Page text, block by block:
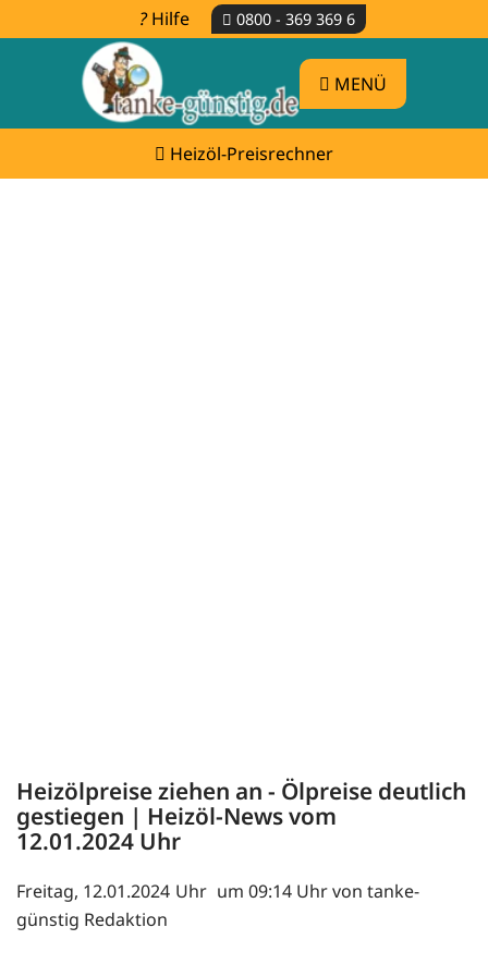
Hilfe 0800 - 369 369 6
MENÜ
Heizöl-Preisrechner
Heizölpreise ziehen an - Ölpreise deutlich
gestiegen | Heizöl-News vom
12.01.2024
Freitag, 12.01.2024
um 09:14 Uhr von tanke-
günstig Redaktion